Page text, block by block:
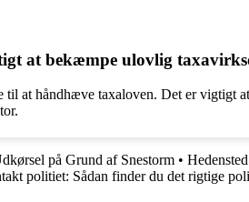
at bekæmpe ulovlig
at håndhæve taxaloven. Det er vigtigt
på Grund af Snestorm •
politiet: Sådan finder du det rigtige